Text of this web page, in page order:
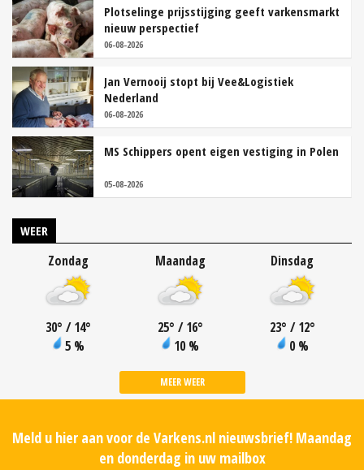
Plotselinge prijsstijging geeft varkensmarkt
nieuw perspectief
06-08-2026
Jan Vernooij stopt bij Vee&Logistiek
Nederland
06-08-2026
MS Schippers opent eigen vestiging in Polen
05-08-2026
WEER
Zondag
30° / 14°
5 %
Maandag
25° / 16°
10 %
Dinsdag
23° / 12°
0 %
MEER WEER
Meld u hier aan voor de Varkens.nl nieuwsbrief! Maandag
en donderdag in uw mailbox